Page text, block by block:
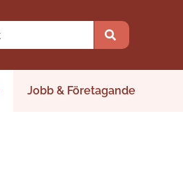
Jobb & Företagande